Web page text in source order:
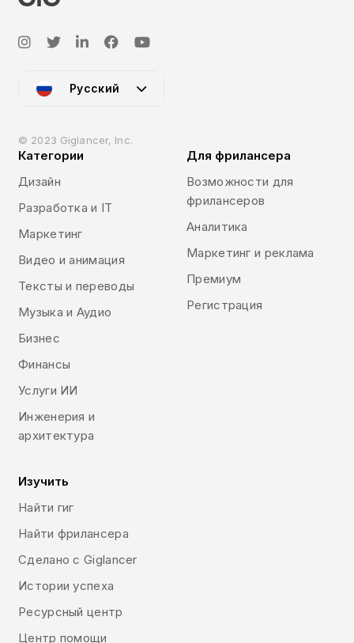
Русский
© 2023 Giglancer, Inc.
Категории
Дизайн
Разработка и IT
Маркетинг
Видео и анимация
Тексты и переводы
Музыка и Аудио
Бизнес
Финансы
Услуги ИИ
Инженерия и
архитектура
Для фрилансера
Возможности для
фрилансеров
Аналитика
Маркетинг и реклама
Премиум
Регистрация
Изучить
Найти гиг
Найти фрилансера
Сделано с Giglancer
Истории успеха
Ресурсный центр
Центр помощи